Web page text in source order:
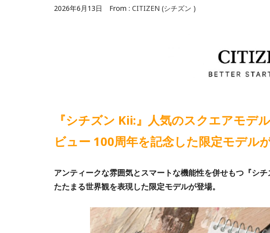
2026年6月13日 From : CITIZEN (シチズン )
『シチズン Kii:』人気のスクエアモデ
ビュー 100周年を記念した限定モデル
アンティークな雰囲気とスマートな機能性を併せもつ『シ
たたまる世界観を表現した限定モデルが登場。